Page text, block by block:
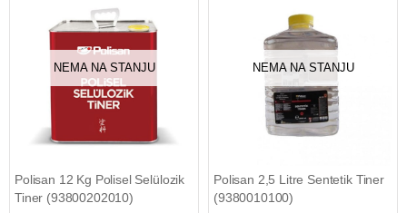
NEMA NA STANJU
Polisan 12 Kg Polisel Selülozik
Tiner (93800202010)
NEMA NA STANJU
Polisan 2,5 Litre Sentetik Tiner
(9380010100)